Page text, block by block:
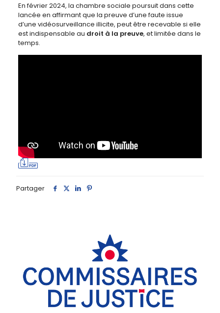
En février 2024, la chambre sociale poursuit dans cette
lancée en affirmant que la preuve d’une faute issue
d’une vidéosurveillance illicite, peut être recevable si elle
est indispensable au droit à la preuve, et limitée dans le
temps.
Partager